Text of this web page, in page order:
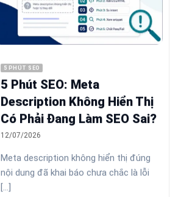
5 PHÚT SEO
5 Phút SEO: Meta
Description Không Hiển Thị
Có Phải Đang Làm SEO Sai?
12/07/2026
Meta description không hiển thị đúng
nội dung đã khai báo chưa chắc là lỗi
[...]